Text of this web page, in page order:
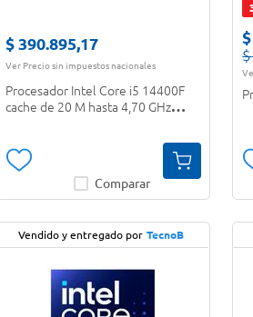
$ 390.895,17
Ver Precio sin impuestos nacionales
Procesador Intel Core i5 14400F
cache de 20 M hasta 4,70 GHz
Comparar
$
$
Vendido y entregado por TecnoB